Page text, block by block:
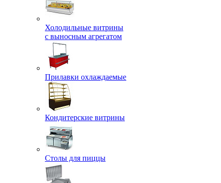
Холодильные витрины
с выносным агрегатом
Прилавки охлаждаемые
Кондитерские витрины
Столы для пиццы